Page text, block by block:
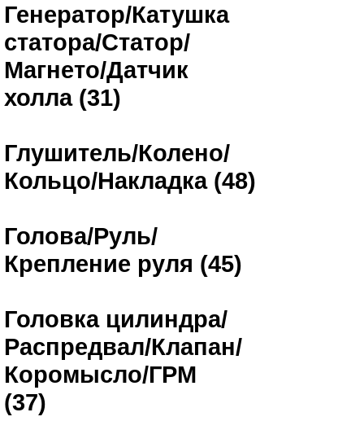
Генератор/Катушка
статора/Статор/
Магнето/Датчик
холла (31)
Глушитель/Колено/
Кольцо/Накладка (48)
Голова/Руль/
Крепление руля (45)
Головка цилиндра/
Распредвал/Клапан/
Коромысло/ГРМ
(37)